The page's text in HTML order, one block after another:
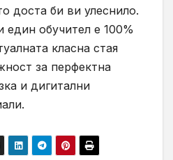
доста би ви улеснило.
един обучител е 100%
класна стая
за перфектна
и дигитални